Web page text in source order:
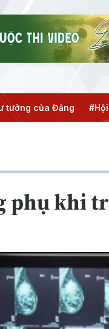
tưởng của Đảng
phụ khi